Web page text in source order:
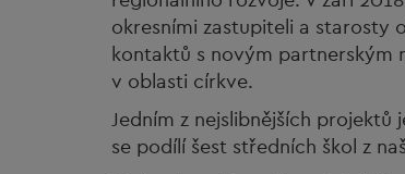
okresními zastupiteli a starosty
kontaktů s novým partnerským
v oblasti církve.
Jedním z nejslibnějších projektů
se podílí šest středních škol z